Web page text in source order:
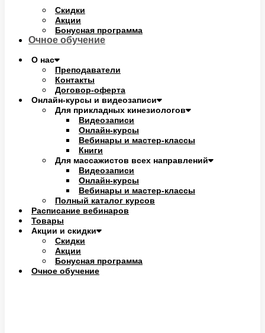
Скидки
Акции
Бонусная программа
Очное обучение
О нас
Преподаватели
Контакты
Договор-оферта
Онлайн-курсы и видеозаписи
Для прикладных кинезиологов
Видеозаписи
Онлайн-курсы
Вебинары и мастер-классы
Книги
Для массажистов всех направлений
Видеозаписи
Онлайн-курсы
Вебинары и мастер-классы
Полный каталог курсов
Расписание вебинаров
Товары
Акции и скидки
Скидки
Акции
Бонусная программа
Очное обучение